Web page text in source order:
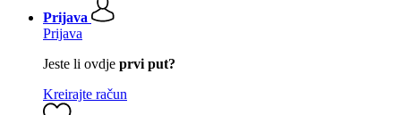
Prijava
Prijava
Jeste li ovdje prvi put?
Kreirajte račun